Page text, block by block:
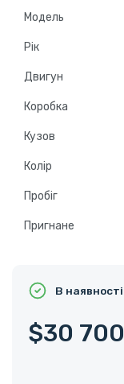
Модель
Рік
Двигун
Коробка
Кузов
Колір
Пробіг
Пригнане
В наявності
$30 700